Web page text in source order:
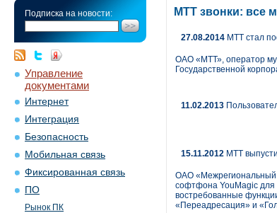
Подписка на новости:
Управление
документами
Интернет
Интеграция
Безопасность
Мобильная связь
Фиксированная связь
ПО
Рынок ПК
МТТ звонки: все
27.08.2014 МТТ стал
ОАО «МТТ», оператор
Государственной
11.02.2013
15.11.2012 МТТ
ОАО «Межрегиональный
софтфона YouMagic для
востребованные
«Переадресация» и